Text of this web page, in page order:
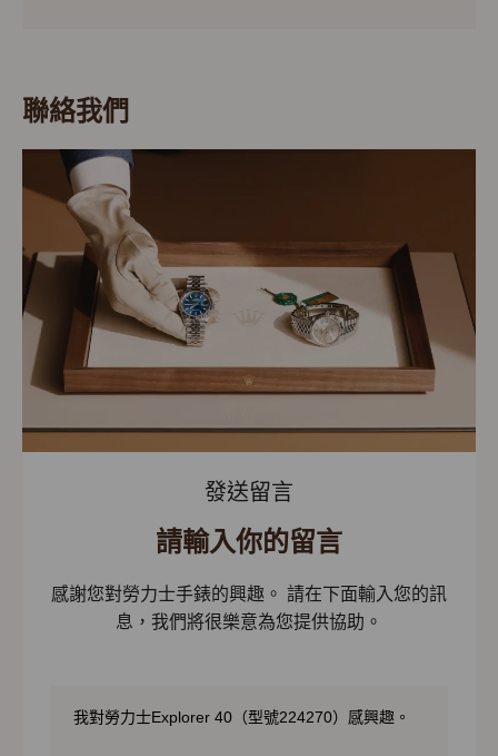
聯絡我們
發送留言
請輸入你的留言
感謝您對勞力士手錶的興趣。 請在下面輸入您的訊
息，我們將很樂意為您提供協助。